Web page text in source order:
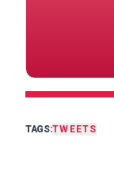
TAGS:TWEETS